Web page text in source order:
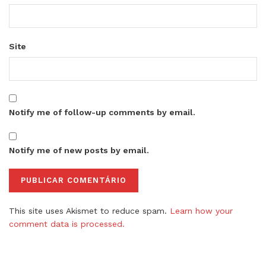
Site
Notify me of follow-up comments by email.
Notify me of new posts by email.
This site uses Akismet to reduce spam. Learn how your
comment data is processed.